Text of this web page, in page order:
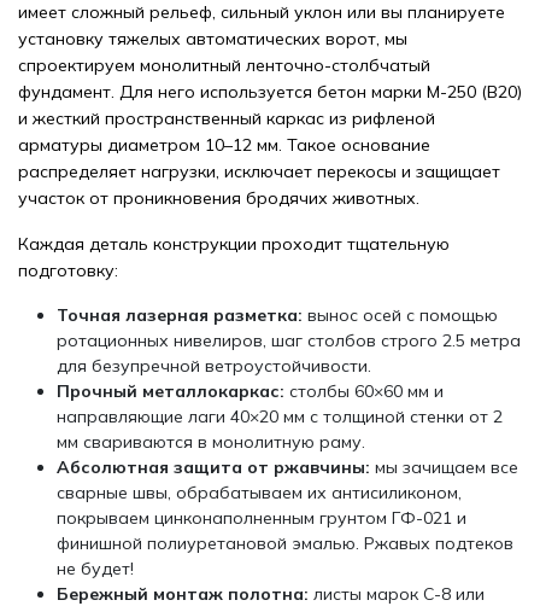
имеет сложный рельеф, сильный уклон или вы планируете
установку тяжелых автоматических ворот, мы
спроектируем монолитный ленточно-столбчатый
фундамент. Для него используется бетон марки М-250 (B20)
и жесткий пространственный каркас из рифленой
арматуры диаметром 10–12 мм. Такое основание
распределяет нагрузки, исключает перекосы и защищает
участок от проникновения бродячих животных.
Каждая деталь конструкции проходит тщательную
подготовку:
Точная лазерная разметка: вынос осей с помощью
ротационных нивелиров, шаг столбов строго 2.5 метра
для безупречной ветроустойчивости.
Прочный металлокаркас: столбы 60×60 мм и
направляющие лаги 40×20 мм с толщиной стенки от 2
мм свариваются в монолитную раму.
Абсолютная защита от ржавчины: мы зачищаем все
сварные швы, обрабатываем их антисиликоном,
покрываем цинконаполненным грунтом ГФ-021 и
финишной полиуретановой эмалью. Ржавых подтеков
не будет!
Бережный монтаж полотна: листы марок С-8 или